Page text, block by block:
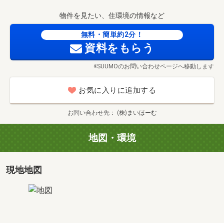
物件を見たい、住環境の情報など
無料・簡単約2分！
資料をもらう
※SUUMOのお問い合わせページへ移動します
お気に入りに追加する
お問い合わせ先 (株)まいほーむ
地図・環境
現地地図